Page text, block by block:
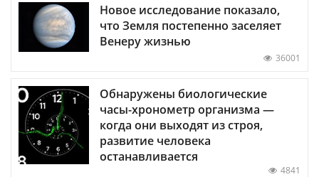
Новое исследование показало,
что Земля постепенно заселяет
Венеру жизнью
36001
Обнаружены биологические
часы-хронометр организма —
когда они выходят из строя,
развитие человека
останавливается
4841